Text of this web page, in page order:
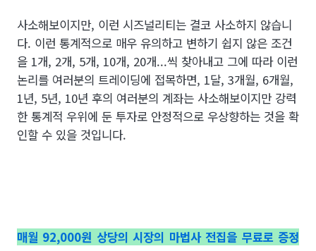
사소해보이지만, 이런 시즈널리티는 결코 사소하지 않습니
다. 이런 통계적으로 매우 유의하고 변하기 쉽지 않은 조건
을 1개, 2개, 5개, 10개, 20개...씩 찾아내고 그에 따라 이런
논리를 여러분의 트레이딩에 접목하면, 1달, 3개월, 6개월,
1년, 5년, 10년 후의 여러분의 계좌는 사소해보이지만 강력
한 통계적 우위에 둔 투자로 안정적으로 우상향하는 것을 확
인할 수 있을 것입니다.
매월 92,000원 상당의 시장의 마법사 전집을 무료로 증정